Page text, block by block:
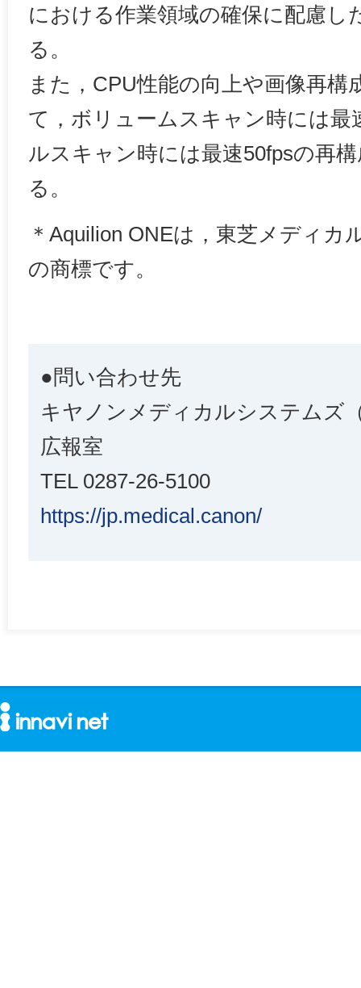
における作業領域の確保に配慮し
る。
また，CPU性能の向上や画像再構
て，ボリュームスキャン時には最
ルスキャン時には最速50fpsの再
る。
＊Aquilion ONEは，東芝メディカ
の商標です。
●問い合わせ先
キヤノンメディカルシステムズ
広報室
TEL 0287-26-5100
https://jp.medical.canon/